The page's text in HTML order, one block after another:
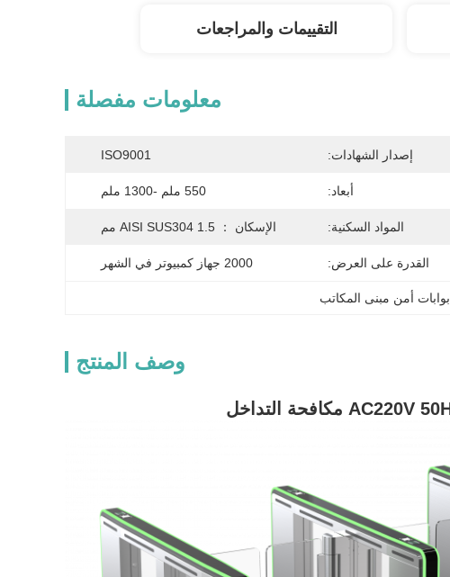
التقييمات والمراجعات
معلومات مفصلة
إصدار الشهادات: ISO9001
أبعاد: 550 ملم -1300 ملم
المواد السكنية: الإسكان ： AISI SUS304 1.5 مم
القدرة على العرض: 2000 جهاز كمبيوتر في الشهر
بوابات أمن مبنى المكاتب
وصف المنتج